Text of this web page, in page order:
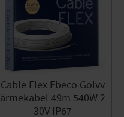
Cable Flex Ebeco Golvv
ärmekabel 49m 540W 2
30V IP67